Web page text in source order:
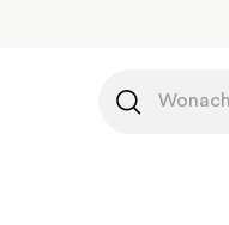
Inhalt
springen